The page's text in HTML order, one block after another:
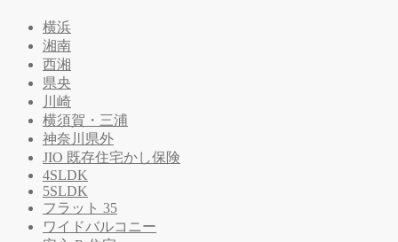
横浜
湘南
西湘
県央
川崎
横須賀・三浦
神奈川県外
JIO 既存住宅かし保険
4SLDK
5SLDK
フラット 35
ワイドバルコニー